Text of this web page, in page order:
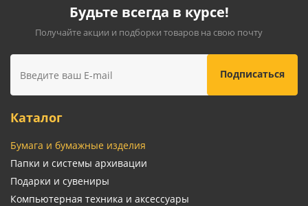
Будьте всегда в курсе!
Получайте акции и подборки товаров на свою почту
Каталог
Бумага и бумажные изделия
Папки и системы архивации
Подарки и сувениры
Компьютерная техника и аксессуары